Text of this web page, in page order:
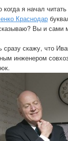
когда я начал
Краснодар
Вы и сами
сразу скажу, что
инженером